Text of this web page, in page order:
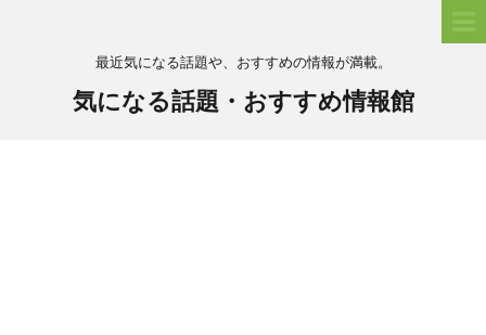
最近気になる話題や、おすすめの情報が満載。
気になる話題・おすすめ情報館